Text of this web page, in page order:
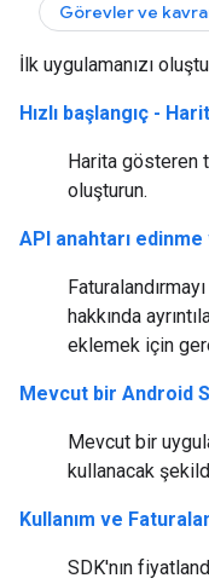
Görevler ve
İlk uygulamanızı
Hızlı başlangıç -
Harita gösteren
oluşturun.
API anahtarı
hakkında
eklemek için
Mevcut bir Android
Mevcut bir
kullanacak
Kullanım ve
SDK'nın